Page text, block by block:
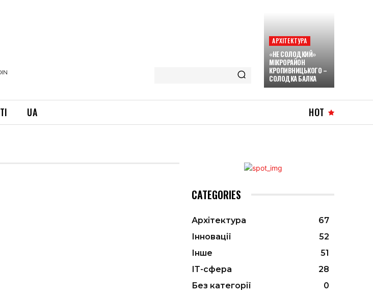
АРХІТЕКТУРА
«НЕ СОЛОДКИЙ»
МІКРОРАЙОН
КРОПИВНИЦЬКОГО –
СОЛОДКА БАЛКА
UA HOT
CATEGORIES
Архітектура
67
Інновації
52
Інше
51
ІТ-сфера
28
Без категорії
0